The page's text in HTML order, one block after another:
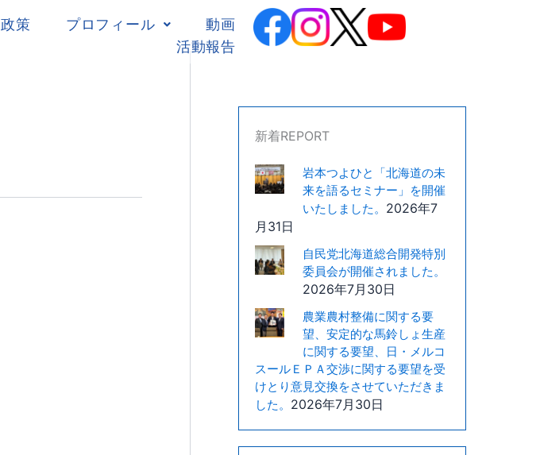
政策 プロフィール
動画
活動報告
新着REPORT
岩本つよひと「北海道の未
来を語るセミナー」を開催
いたしました。 2026年7
月31日
自民党北海道総合開発特別
委員会が開催されました。
2026年7月30日
農業農村整備に関する要
望、安定的な馬鈴しょ生産
に関する要望、日・メルコ
スールＥＰＡ交渉に関する要望を受
けとり意見交換をさせていただきま
した。 2026年7月30日
カ
テ
ゴ